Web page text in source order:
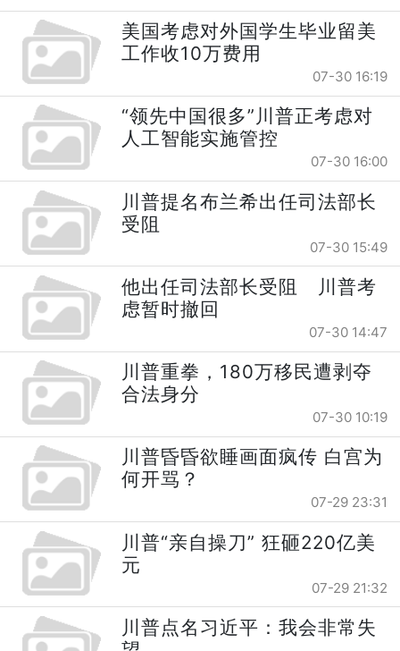
美国考虑对外国学生毕业留美
工作收10万费用
07-30 16:19
“领先中国很多”川普正考虑对
人工智能实施管控
07-30 16:00
川普提名布兰希出任司法部长
受阻
07-30 15:49
他出任司法部长受阻 川普考
虑暂时撤回
07-30 14:47
川普重拳，180万移民遭剥夺
合法身分
07-30 10:19
川普昏昏欲睡画面疯传 白宫为
何开骂？
07-29 23:31
川普“亲自操刀” 狂砸220亿美
元
07-29 21:32
川普点名习近平：我会非常失